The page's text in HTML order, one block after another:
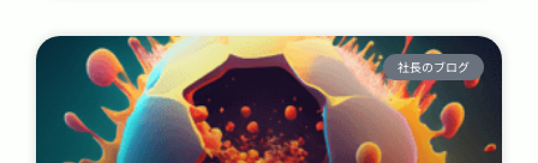
社長のブログ